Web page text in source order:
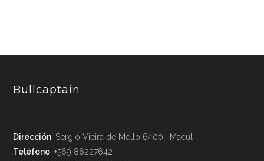
Bullcaptain
Dirección: Sergio Vieira de Mello 6400, Macul
Teléfono: +569 86227642